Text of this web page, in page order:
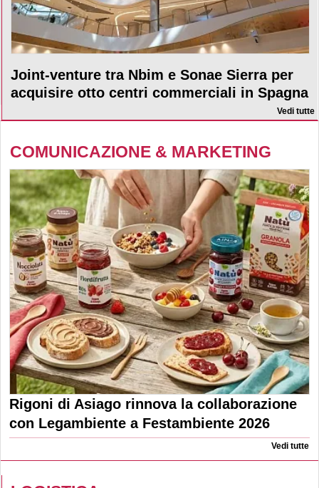
Joint-venture tra Nbim e Sonae Sierra per
acquisire otto centri commerciali in Spagna
Vedi tutte
COMUNICAZIONE & MARKETING
Rigoni di Asiago rinnova la collaborazione
con Legambiente a Festambiente 2026
Vedi tutte